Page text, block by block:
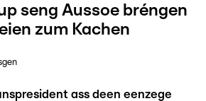
seng Aussoe bréngen
zum Kachen
ass deen eenzege